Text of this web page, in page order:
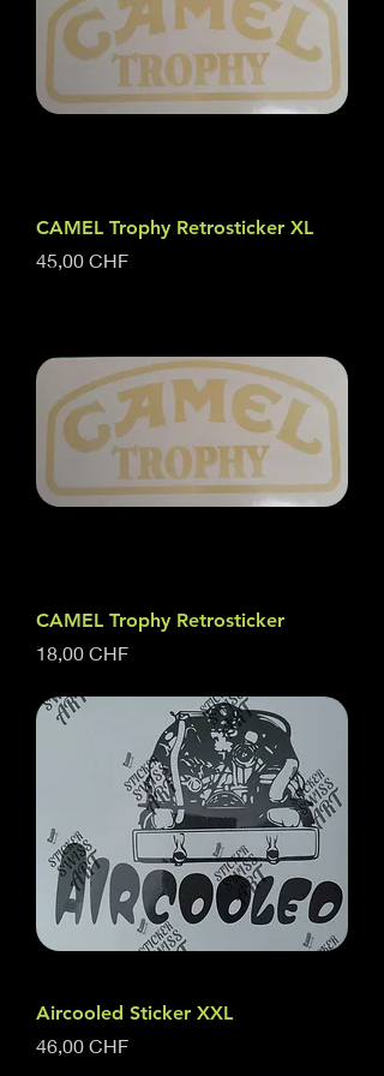
CAMEL Trophy Retrosticker XL
Prezzo
45,00 CHF
CAMEL Trophy Retrosticker
Prezzo
18,00 CHF
Aircooled Sticker XXL
Prezzo
46,00 CHF